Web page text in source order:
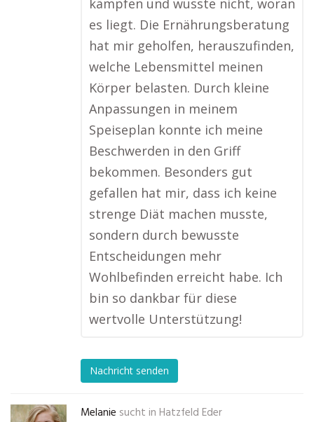
kämpfen und wusste nicht, woran
es liegt. Die Ernährungsberatung
hat mir geholfen, herauszufinden,
welche Lebensmittel meinen
Körper belasten. Durch kleine
Anpassungen in meinem
Speiseplan konnte ich meine
Beschwerden in den Griff
bekommen. Besonders gut
gefallen hat mir, dass ich keine
strenge Diät machen musste,
sondern durch bewusste
Entscheidungen mehr
Wohlbefinden erreicht habe. Ich
bin so dankbar für diese
wertvolle Unterstützung!
Nachricht senden
Melanie sucht in Hatzfeld Eder